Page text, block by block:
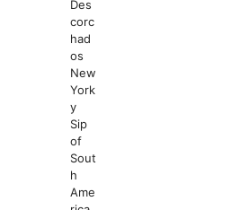
Des
corc
had
os
New
York
y
Sip
of
Sout
h
Ame